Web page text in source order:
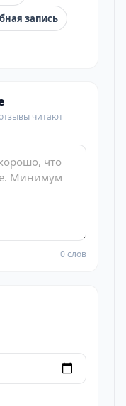
запись
читают
0 слов